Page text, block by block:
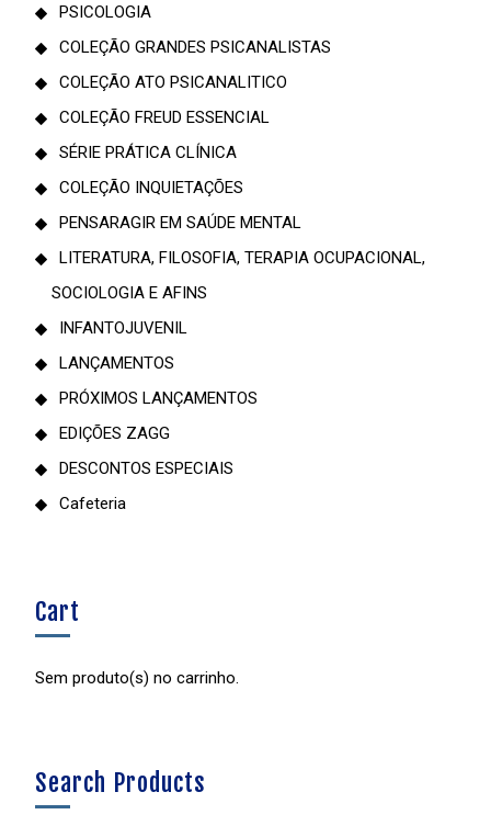
PSICOLOGIA
COLEÇÃO GRANDES PSICANALISTAS
COLEÇÃO ATO PSICANALITICO
COLEÇÃO FREUD ESSENCIAL
SÉRIE PRÁTICA CLÍNICA
COLEÇÃO INQUIETAÇÕES
PENSARAGIR EM SAÚDE MENTAL
LITERATURA, FILOSOFIA, TERAPIA OCUPACIONAL,
SOCIOLOGIA E AFINS
INFANTOJUVENIL
LANÇAMENTOS
PRÓXIMOS LANÇAMENTOS
EDIÇÕES ZAGG
DESCONTOS ESPECIAIS
Cafeteria
Cart
Sem produto(s) no carrinho.
Search Products